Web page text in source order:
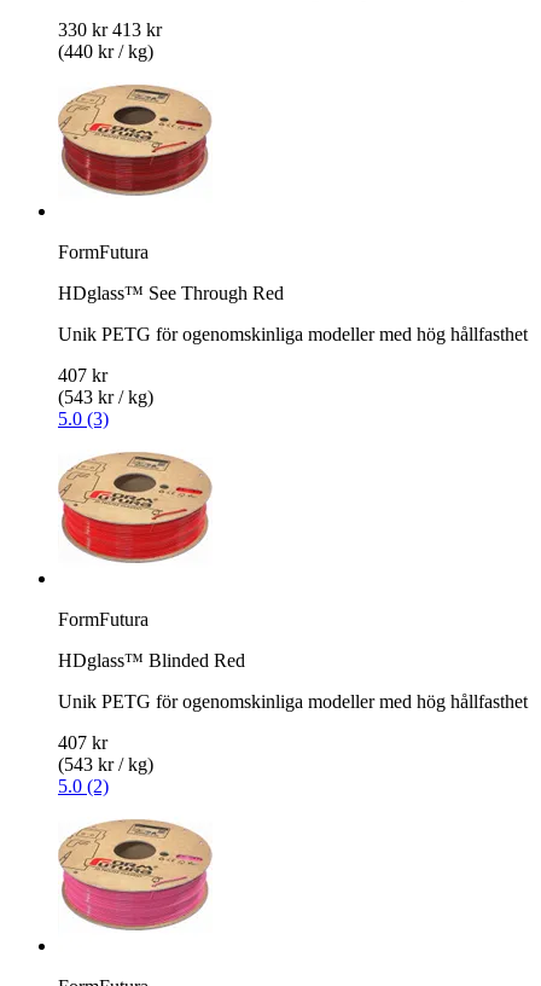
330 kr 413 kr
(440 kr / kg)
FormFutura
HDglass™ See Through Red
Unik PETG för ogenomskinliga modeller med hög hållfasthet
407 kr
(543 kr / kg)
5.0 (3)
FormFutura
HDglass™ Blinded Red
Unik PETG för ogenomskinliga modeller med hög hållfasthet
407 kr
(543 kr / kg)
5.0 (2)